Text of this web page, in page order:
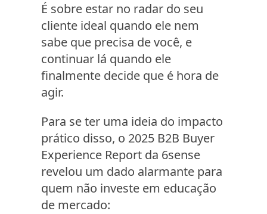
É sobre estar no radar do seu
cliente ideal quando ele nem
sabe que precisa de você, e
continuar lá quando ele
finalmente decide que é hora de
agir.
Para se ter uma ideia do impacto
prático disso, o 2025 B2B Buyer
Experience Report da 6sense
revelou um dado alarmante para
quem não investe em educação
de mercado: